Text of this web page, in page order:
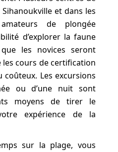
et dans les
de plongée
d’explorer la faune
les novices seront
les cours de certification
Les excursions
ou d’une nuit sont
moyens de tirer le
expérience de la
sur la plage, vous